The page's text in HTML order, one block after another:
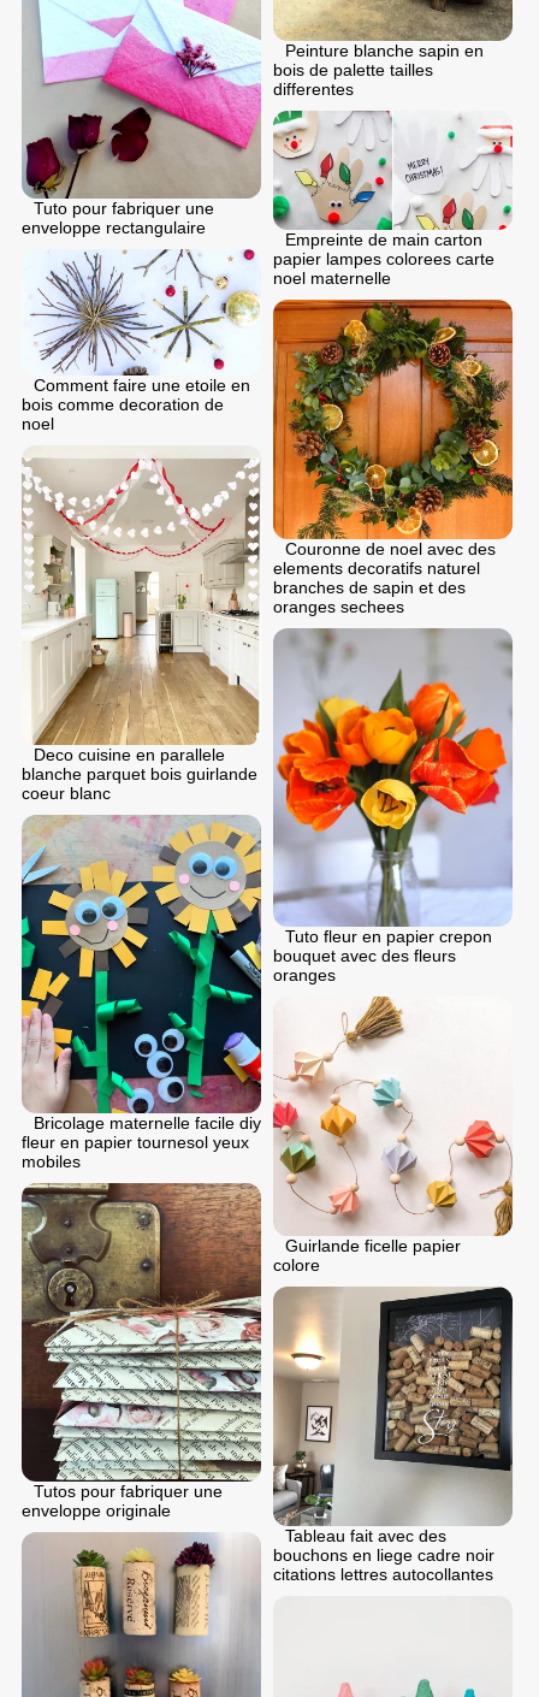
Peinture blanche sapin en
bois de palette tailles
differentes
Tuto pour fabriquer une
enveloppe rectangulaire
Empreinte de main carton
papier lampes colorees carte
noel maternelle
Comment faire une etoile en
bois comme decoration de
noel
Couronne de noel avec des
elements decoratifs naturel
branches de sapin et des
oranges sechees
Deco cuisine en parallele
blanche parquet bois guirlande
coeur blanc
Tuto fleur en papier crepon
bouquet avec des fleurs
oranges
Bricolage maternelle facile diy
fleur en papier tournesol yeux
mobiles
Guirlande ficelle papier
colore
Tutos pour fabriquer une
enveloppe originale
Tableau fait avec des
bouchons en liege cadre noir
citations lettres autocollantes